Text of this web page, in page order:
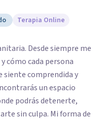
Terapia Online
Desde siempre me
cómo cada persona
siente comprendida y
podrás detenerte,
sin culpa. Mi forma de